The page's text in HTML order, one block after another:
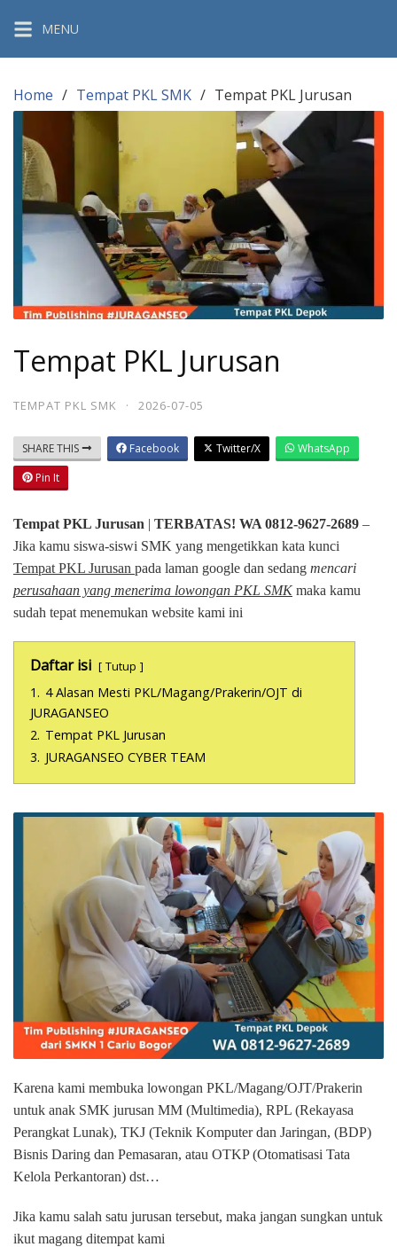
content
MENU
Home Tempat PKL SMK Tempat PKL Jurusan
Tempat PKL Jurusan
TEMPAT PKL SMK · 2026-07-05
SHARE THIS Facebook Twitter/X
WhatsApp
Pin It
Tempat PKL Jurusan | TERBATAS! WA 0812-9627-2689 –
Jika kamu siswa-siswi SMK yang mengetikkan kata kunci
Tempat PKL Jurusan pada laman google dan sedang mencari
perusahaan yang menerima lowongan PKL SMKmaka kamu
sudah tepat menemukan website kami ini
Daftar isi Tutup
1. 4 Alasan Mesti PKL/Magang/Prakerin/OJT di
JURAGANSEO
2. Tempat PKL Jurusan
3. JURAGANSEO CYBER TEAM
Karena kami membuka lowongan PKL/Magang/OJT/Prakerin
untuk anak SMK jurusan MM (Multimedia), RPL (Rekayasa
Perangkat Lunak), TKJ (Teknik Komputer dan Jaringan, (BDP)
Bisnis Daring dan Pemasaran, atau OTKP (Otomatisasi Tata
Kelola Perkantoran) dst…
Jika kamu salah satu jurusan tersebut, maka jangan sungkan untuk
ikut magang ditempat kami